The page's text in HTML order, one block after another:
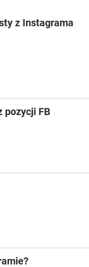
z Instagrama
pozycji FB